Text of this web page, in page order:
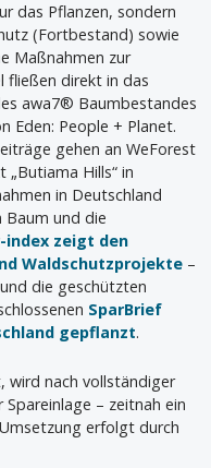
das Pflanzen, sondern
(Fortbestand) sowie
Maßnahmen zur
fließen direkt in das
awa7® Baumbestandes
Eden: People + Planet.
gehen an WeForest
Hills“ in
in Deutschland
Baum und die
index zeigt den
Waldschutzprojekte –
die geschützten
SparBrief
gepflanzt.
wird nach vollständiger
– zeitnah ein
erfolgt durch